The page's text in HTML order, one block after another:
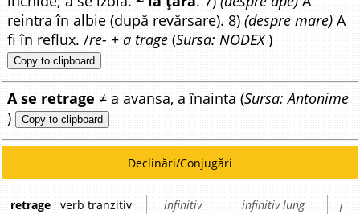
reintra în albie (după revărsare). 8)(despre mare) A
fi în reflux. /re- + a trage (Sursa: NODEX)
Copy to clipboard
A se retrage ≠ a avansa, a înainta (Sursa: Antonime
) Copy to clipboard
Declinări/Conjugări
retrage verb tranzitiv infinitiv infinitiv lung